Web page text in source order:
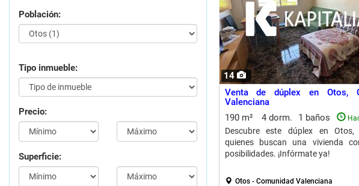
Población:
Tipo inmueble:
Precio:
Superficie:
14
Venta de dúplex en Otos,
Valenciana
190 m²
4 dorm. 1 baños
Descubre este dúplex en
quienes buscan una vivienda
posibilidades. ¡Infórmate ya!
Otos - Comunidad Valenciana